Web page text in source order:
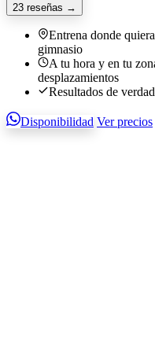
23 reseñas →
Entrena donde
gimnasio
A tu hora y en tu
desplazamientos
Resultados de
Disponibilidad Ver precios